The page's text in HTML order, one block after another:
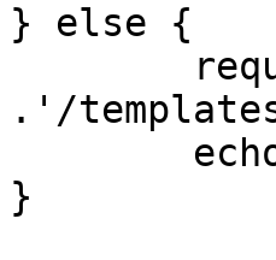
} else {
.'/
}